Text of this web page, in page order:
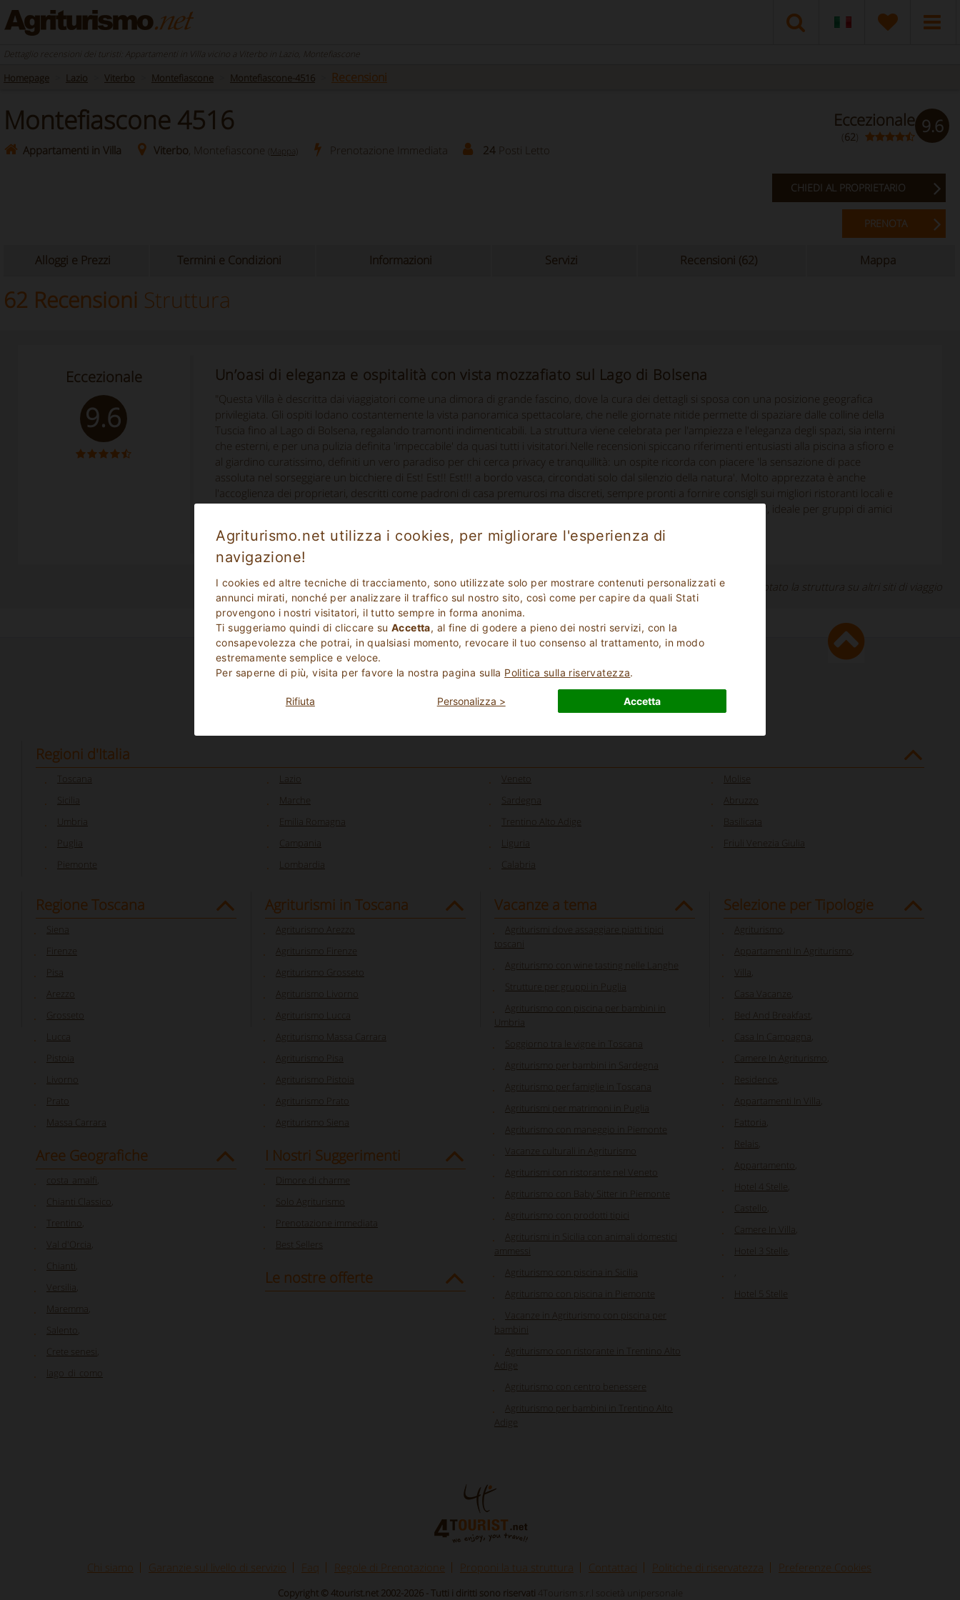
Agriturismo.net utilizza i cookies, per migliorare l'esperienza di
navigazione!
I cookies ed altre tecniche di tracciamento, sono utilizzate solo per mostrare contenuti personalizzati e
annunci mirati, nonché per analizzare il traffico sul nostro sito, così come per capire da quali Stati
provengono i nostri visitatori, il tutto sempre in forma anonima.
Ti suggeriamo quindi di cliccare su Accetta, al fine di godere a pieno dei nostri servizi, con la
consapevolezza che potrai, in qualsiasi momento, revocare il tuo consenso al trattamento, in modo
estremamente semplice e veloce.
Per saperne di più, visita per favore la nostra pagina sulla Politica sulla riservatezza.
Rifiuta Personalizza > Accetta
Dettaglio recensioni dei turisti: Appartamenti in Villa vicino a Viterbo in Lazio, Montefiascone
Homepage Lazio Viterbo Montefiascone Montefiascone-4516 Recensioni
Montefiascone 4516
Appartamenti in Villa Viterbo, Montefiascone (Mappa) Prenotazione Immediata 24 Posti Letto
Eccezionale
(62) 9.6
CHIEDI AL PROPRIETARIO
PRENOTA
Alloggi e Prezzi Termini e Condizioni Informazioni Servizi Recensioni (62) Mappa
62 Recensioni Struttura
Eccezionale
9.6
Un’oasi di eleganza e ospitalità con vista mozzafiato sul Lago di Bolsena
"Questa Villa è descritta dai viaggiatori come una dimora di grande fascino, dove la cura dei dettagli si sposa con una posizione geografica
privilegiata. Gli ospiti lodano costantemente la vista panoramica spettacolare, che nelle giornate nitide permette di spaziare dalle colline della
Tuscia fino al Lago di Bolsena, regalando tramonti indimenticabili. La struttura viene celebrata per l'ampiezza e l'eleganza degli spazi, sia interni
che esterni, e per una pulizia definita 'impeccabile' da quasi tutti i visitatori.Nelle recensioni spiccano riferimenti entusiasti alla piscina a sfioro e
al giardino curatissimo, definiti un vero paradiso per chi cerca privacy e tranquillità: un ospite ricorda con piacere 'la sensazione di pace
assoluta nel sorseggiare un bicchiere di Est! Est!! Est!!! a bordo vasca, circondati solo dal silenzio della natura'. Molto apprezzata è anche
l'accoglienza dei proprietari, descritti come padroni di casa premurosi ma discreti, sempre pronti a fornire consigli sui migliori ristoranti locali e
sui percorsi della Via Francigena. I viaggiatori definiscono il soggiorno come 'un’esperienza di lusso rurale autentico', ideale per gruppi di amici
Il punteggio si basa su recensioni lasciate dagli ospiti che hanno prenotato la struttura su altri siti di viaggio
Regioni d'Italia
Toscana
Sicilia
Umbria
Puglia
Piemonte
Lazio
Marche
Emilia Romagna
Campania
Lombardia
Veneto
Sardegna
Trentino Alto Adige
Liguria
Calabria
Molise
Abruzzo
Basilicata
Friuli Venezia Giulia
Regione Toscana
Siena
Firenze
Pisa
Arezzo
Grosseto
Lucca
Pistoia
Livorno
Prato
Massa Carrara
Aree Geografiche
costa_amalfi
Chianti Classico
Trentino
Val d'Orcia
Chianti
Versilia
Maremma
Salento
Crete senesi
lago_di_como
Agriturismi in Toscana
Agriturismo Arezzo
Agriturismo Firenze
Agriturismo Grosseto
Agriturismo Livorno
Agriturismo Lucca
Agriturismo Massa Carrara
Agriturismo Pisa
Agriturismo Pistoia
Agriturismo Prato
Agriturismo Siena
I Nostri Suggerimenti
Dimore di charme
Solo Agriturismo
Prenotazione immediata
Best Sellers
Le nostre offerte
Vacanze a tema
Agriturismi dove assaggiare piatti tipici
toscani
Agriturismo con wine tasting nelle Langhe
Strutture per gruppi in Puglia
Agriturismo con piscina per bambini in
Umbria
Soggiorno tra le vigne in Toscana
Agriturismo per bambini in Sardegna
Agriturismo per famiglie in Toscana
Agriturismi per matrimoni in Puglia
Agriturismo con maneggio in Piemonte
Vacanze culturali in Agriturismo
Agriturismi con ristorante nel Veneto
Agriturismo con Baby Sitter in Piemonte
Agriturismo con prodotti tipici
Agriturismi in Sicilia con animali domestici
ammessi
Agriturismo con piscina in Sicilia
Agriturismo con piscina in Piemonte
Vacanze in Agriturismo con piscina per
bambini
Agriturismo con ristorante in Trentino Alto
Adige
Agriturismo con centro benessere
Agriturismo per bambini in Trentino Alto
Adige
Selezione per Tipologie
Agriturismo
Appartamenti In Agriturismo
Villa
Casa Vacanze
Bed And Breakfast
Casa In Campagna
Camere In Agriturismo
Residence
Appartamenti In Villa
Fattoria
Relais
Appartamento
Hotel 4 Stelle
Castello
Camere In Villa
Hotel 3 Stelle
Hotel 5 Stelle
Chi siamo Garanzie sul livello di servizio Faq Regole di Prenotazione Proponi la tua struttura Contattaci Politiche di riservatezza Preferenze Cookies
Copyright © 4tourist.net 2002-2026 - Tutti i diritti sono riservati 4Tourism s.r.l società unipersonale